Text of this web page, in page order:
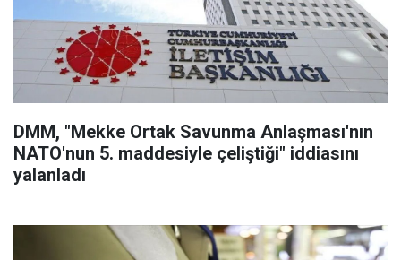
DMM, "Mekke Ortak Savunma Anlaşması'nın
NATO'nun 5. maddesiyle çeliştiği" iddiasını
yalanladı